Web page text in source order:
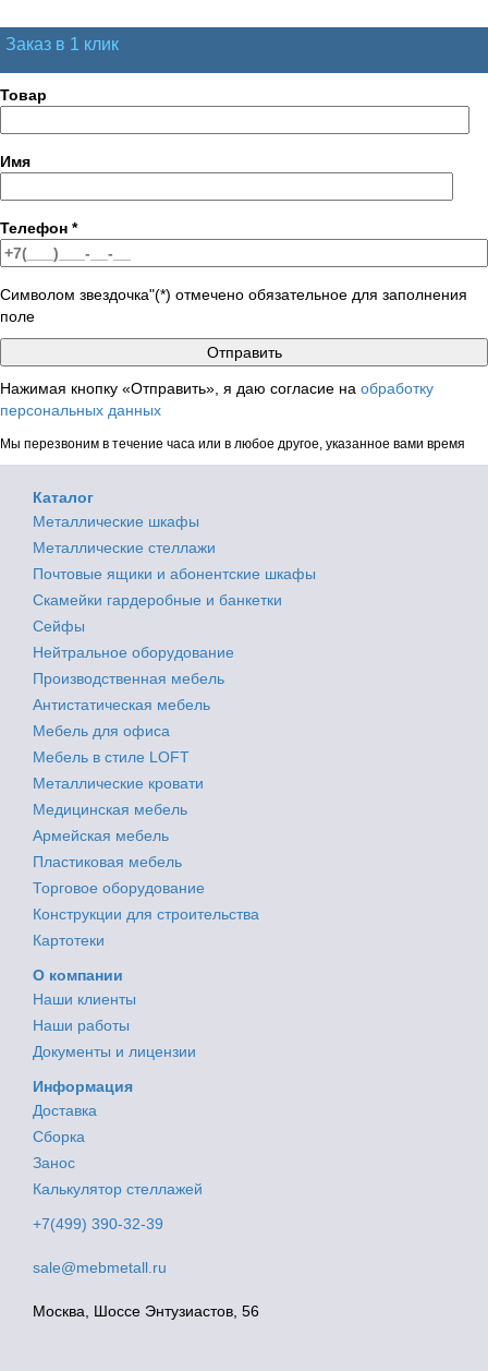
Заказ в 1 клик
Товар
Имя
Телефон *
Символом звездочка"(*) отмечено обязательное для заполнения
поле
Нажимая кнопку «Отправить», я даю согласие на обработку
персональных данных
Мы перезвоним в течение часа или в любое другое, указанное вами время
Каталог
Металлические шкафы
Металлические стеллажи
Почтовые ящики и абонентские шкафы
Скамейки гардеробные и банкетки
Сейфы
Нейтральное оборудование
Производственная мебель
Антистатическая мебель
Мебель для офиса
Мебель в стиле LOFT
Металлические кровати
Медицинская мебель
Армейская мебель
Пластиковая мебель
Торговое оборудование
Конструкции для строительства
Картотеки
О компании
Наши клиенты
Наши работы
Документы и лицензии
Информация
Доставка
Сборка
Занос
Калькулятор стеллажей
+7(499) 390-32-39
sale@mebmetall.ru
Москва, Шоссе Энтузиастов, 56